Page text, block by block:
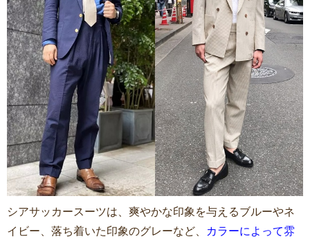
シアサッカースーツは、爽やかな印象を与えるブルーやネ
イビー、落ち着いた印象のグレーなど、
カラーによって雰